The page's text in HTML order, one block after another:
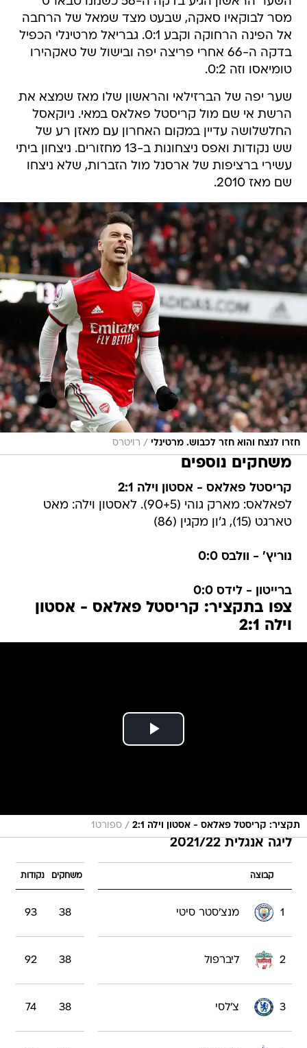
מסר לבוקאיו סאקה, שבעט מצד שמאל של הרחבה
אל הפינה הרחוקה וקבע 0:1. גבריאל מרטינלי הכפיל
בדקה ה-66 אחרי פריצה יפה ובישול של טאקהירו
טומיאסו וזה 0:2.
שער יפה של הברזילאי והראשון שלו מאז שמצא את
הרשת אי שם מול קריסטל פאלאס במאי. ניוקאסל
החלשלושה עדיין במקום האחרון עם מאזן רע של
שש נקודות ואפס ניצחונות ב-13 מחזורים. ניצחון ביתי
עשירי ברציפות של ארסנל מול הזברות, שלא ניצחו
שם מאז 2010.
חזרו לנצח והוא חזר לכבוש. מרטינלי / רויטרס
משחקים נוספים
קריסטל פאלאס - אסטון וילה 2:1
לפאלאס: מארק גוהי (90+5). לאסטון וילה: מאט
טארגט (15), ג'ון מקגין (86)
נוריץ' - וולבס 0:0
ברייטון - לידס 0:0
צפו בתקציר: קריסטל פאלאס - אסטון
וילה 2:1
תקציר: קריסטל פאלאס - אסטון וילה 2:1 / ספורט1
ליגה אנגלית 2021/22
קבוצה משחקים נקודות
1 מנצ'סטר סיטי 38
93
2 ליברפול 38
92
3 צ'לסי 38
74